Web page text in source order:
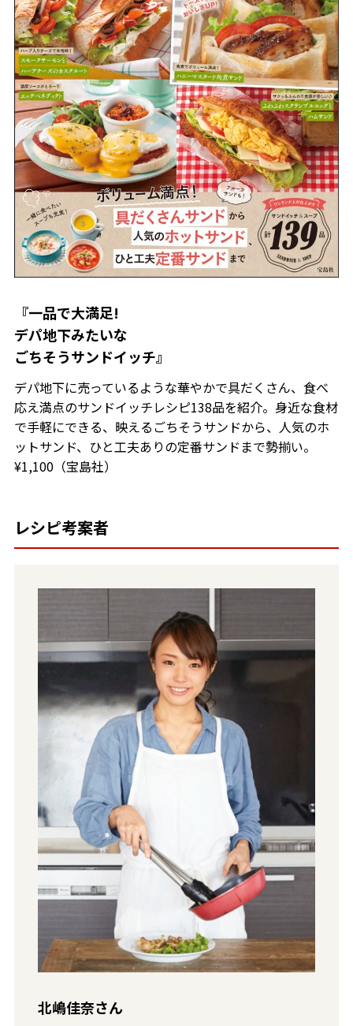
『一品で大満足!
デパ地下みたいな
ごちそうサンドイッチ』
デパ地下に売っているような華やかで具だくさん、食べ
応え満点のサンドイッチレシピ138品を紹介。身近な食材
で手軽にできる、映えるごちそうサンドから、人気のホ
ットサンド、ひと工夫ありの定番サンドまで勢揃い。
¥1,100（宝島社）
レシピ考案者
北嶋佳奈さん